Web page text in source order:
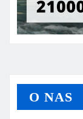
O NAS